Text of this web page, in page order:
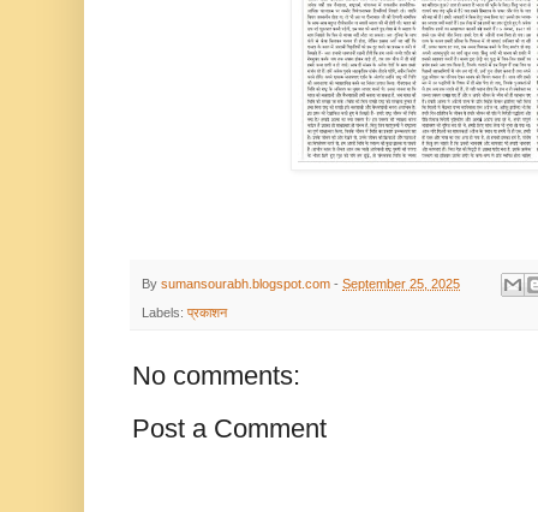
By sumansourabh.blogspot.com - September 25, 2025
Labels: प्रकाशन
No comments:
Post a Comment